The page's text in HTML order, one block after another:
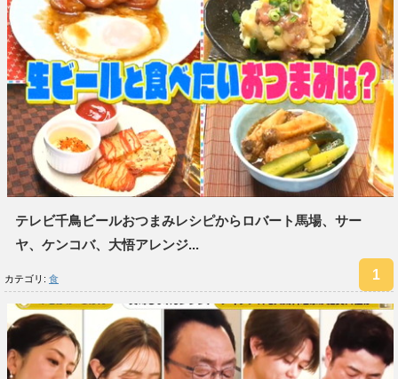
テレビ千鳥ビールおつまみレシピからロバート馬場、サー
ヤ、ケンコバ、大悟アレンジ...
カテゴリ: 食